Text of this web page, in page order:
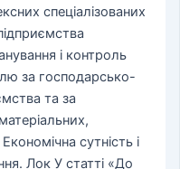
спеціалізованих
і контроль
за господарсько-
та за
сутність і
Лок У статті «До